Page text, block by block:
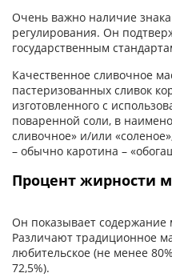
Очень важно наличие
регулирования. Он
государственным
Качественное сливочное
пастеризованных сливок
изготовленного с
поваренной соли, в
сливочное» и/или
– обычно каротина –
Процент жирности
Он показывает содержание
Различают традиционное
любительское (не менее
72,5%).